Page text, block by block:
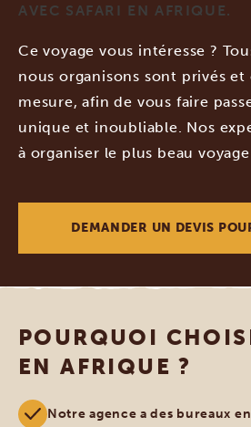
AVEC SAFARI EN AFRIQUE.
Ce voyage vous intéresse ?
nous organisons sont privés et
mesure, afin de vous faire
unique et inoubliable. Nos
à organiser le plus beau
DEMANDER UN DEVIS
POURQUOI
EN AFRIQUE ?
Notre agence a des bureaux